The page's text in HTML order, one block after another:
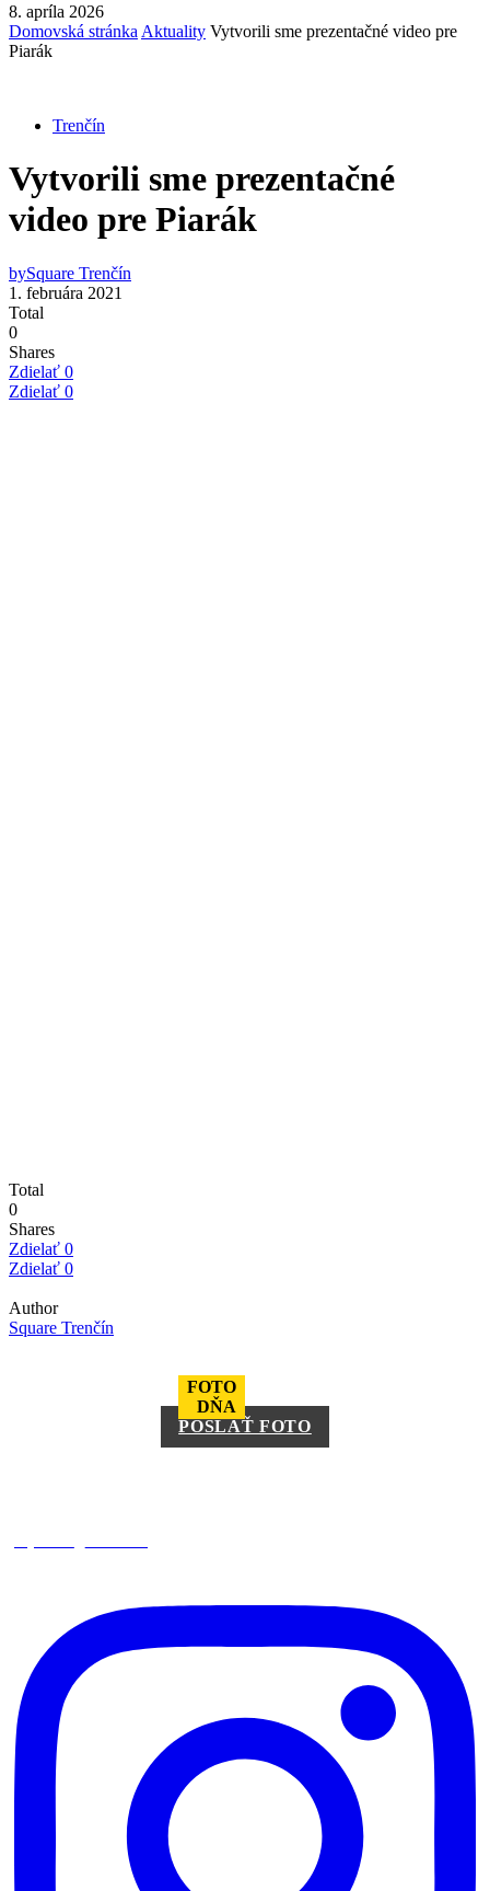
8. apríla 2026
Domovská stránka Aktuality Vytvorili sme prezentačné video pre
Piarák
Trenčín
Vytvorili sme prezentačné
video pre Piarák
bySquare Trenčín
1. februára 2021
Total
0
Shares
Zdielať 0
Zdielať 0
Total
0
Shares
Zdielať 0
Zdielať 0
Author
Square Trenčín
FOTO
DŇA
POSLAŤ FOTO